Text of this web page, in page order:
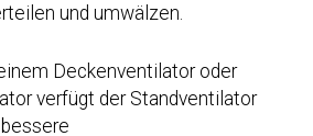
und umwälzen.
Deckenventilator oder
verfügt der Standventilator